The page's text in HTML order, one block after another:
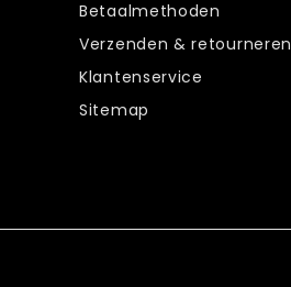
Betaalmethoden
Verzenden & retourneren
Klantenservice
Sitemap